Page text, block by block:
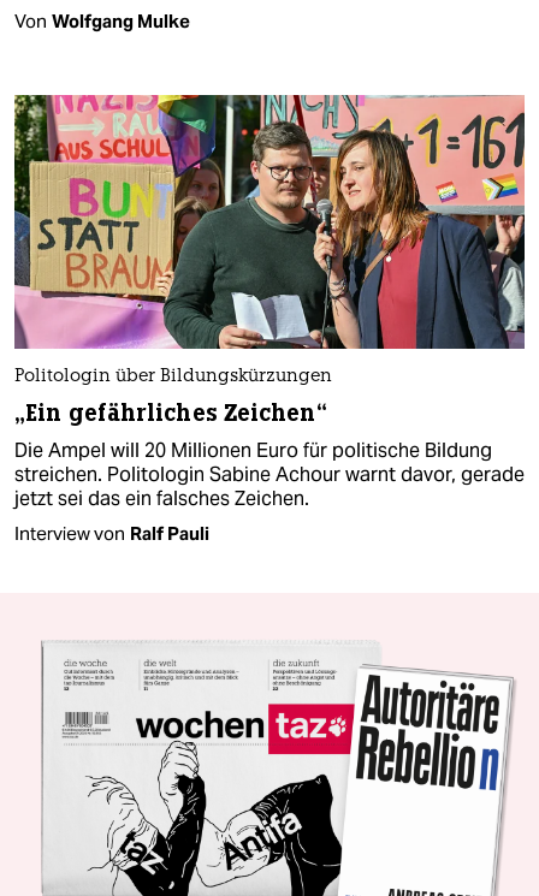
Von Wolfgang Mulke
Politologin über Bildungskürzungen
„Ein gefährliches Zeichen“
Die Ampel will 20 Millionen Euro für politische Bildung
streichen. Politologin Sabine Achour warnt davor, gerade
jetzt sei das ein falsches Zeichen.
Interview von Ralf Pauli